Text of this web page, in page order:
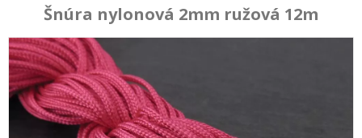
Šnúra nylonová 2mm ružová 12m